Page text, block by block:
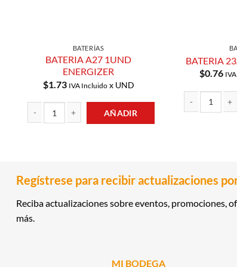
BATERÍAS
BATERIA A27 1UND
ENERGIZER
$1.73 IVA Incluidox UND
AÑADIR
BATERIA
$0.76
Regístrese para recibir actualizaciones
Reciba actualizaciones sobre eventos, promociones,
más.
MI BODEGA